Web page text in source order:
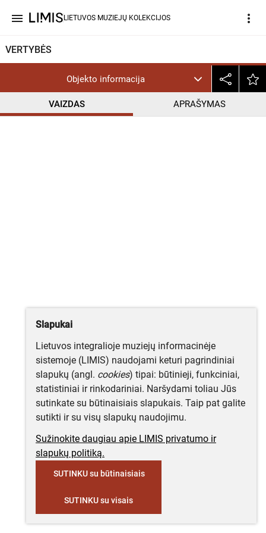
menu LIETUVOS MUZIEJŲ KOLEKCIJOS more_vert
VERTYBĖS
Objekto informacija
VAIZDAS APRAŠYMAS
CC BY-NC-ND
Slapukai
Lietuvos integralioje muziejų informacinėje
sistemoje (LIMIS) naudojami keturi pagrindiniai
slapukų (angl. cookies) tipai: būtinieji, funkciniai,
statistiniai ir rinkodariniai. Naršydami toliau Jūs
sutinkate su būtinaisiais slapukais. Taip pat galite
sutikti ir su visų slapukų naudojimu.
Sužinokite daugiau apie LIMIS privatumo ir
slapukų politiką.
SUTINKU su būtinaisiais
SUTINKU su visais